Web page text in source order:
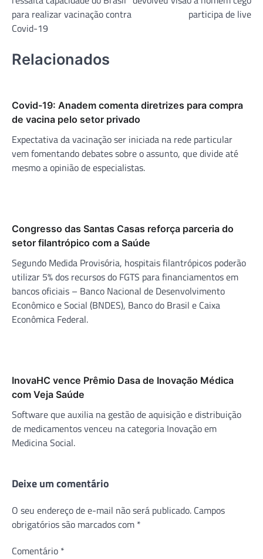
Post
para realizar vacinação contra
Covid-19
participa de live
Relacionados
Covid-19: Anadem comenta diretrizes para compra
de vacina pelo setor privado
Expectativa da vacinação ser iniciada na rede particular
vem fomentando debates sobre o assunto, que divide até
mesmo a opinião de especialistas.
Congresso das Santas Casas reforça parceria do
setor filantrópico com a Saúde
Segundo Medida Provisória, hospitais filantrópicos poderão
utilizar 5% dos recursos do FGTS para financiamentos em
bancos oficiais – Banco Nacional de Desenvolvimento
Econômico e Social (BNDES), Banco do Brasil e Caixa
Econômica Federal.
InovaHC vence Prêmio Dasa de Inovação Médica
com Veja Saúde
Software que auxilia na gestão de aquisição e distribuição
de medicamentos venceu na categoria Inovação em
Medicina Social.
Deixe um comentário
O seu endereço de e-mail não será publicado. Campos
obrigatórios são marcados com *
Comentário *